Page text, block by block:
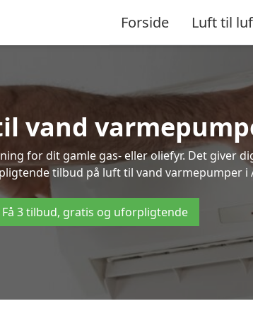
Forside Luft til
vand
for dit gamle gas- eller oliefyr. Det giver
tilbud på luft til vand varmepumper
Få 3 tilbud, gratis og uforpligtende